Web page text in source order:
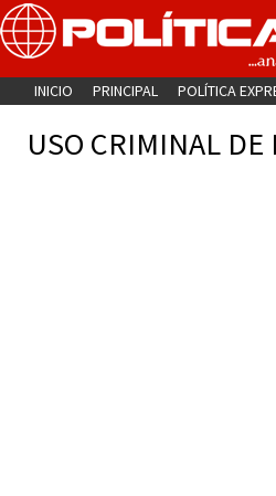
INICIO PRINCIPAL POLÍTICA
USO CRIMINAL DE